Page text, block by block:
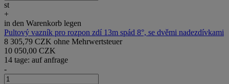
st
+
in den Warenkorb legen
Pultový vazník pro rozpon zdí 13m spád 8°, se dvěmi nadezdívkami
8 305,79 CZK ohne Mehrwertsteuer
10 050,00 CZK
14 tage: auf anfrage
-